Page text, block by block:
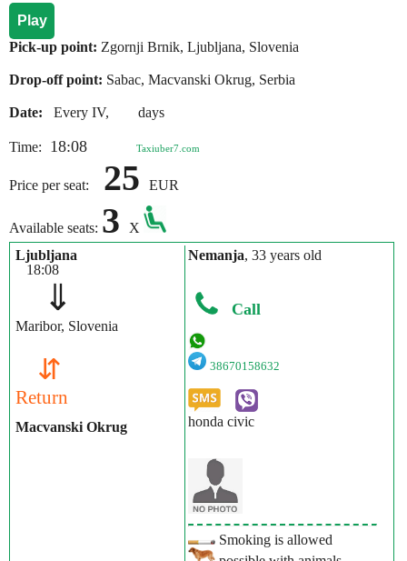
Play
Pick-up point: Zgornji Brnik, Ljubljana, Slovenia
Drop-off point: Sabac, Macvanski Okrug, Serbia
Date: Every IV, days
Time: 18:08 Taxiuber7.com
Price per seat: 25 EUR
Available seats: 3
X
Ljubljana
18:08
⇓
Maribor, Slovenia
⇵
Return
Macvanski Okrug
Nemanja, 33 years old
Call
38670158632
honda civic
Smoking is allowed